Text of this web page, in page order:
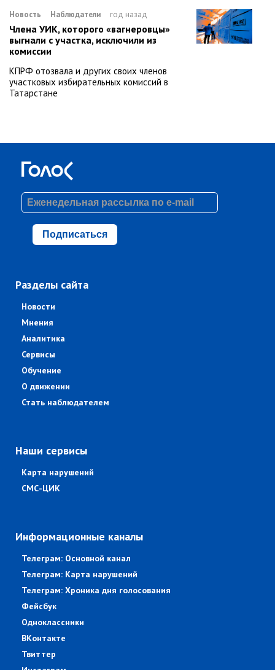
Новость Наблюдатели год назад
Члена УИК, которого «вагнеровцы»
выгнали с участка, исключили из
комиссии
КПРФ отозвала и других своих членов
участковых избирательных комиссий в
Татарстане
Подписаться
Разделы сайта
Новости
Мнения
Аналитика
Сервисы
Обучение
О движении
Стать наблюдателем
Наши сервисы
Карта нарушений
СМС-ЦИК
Информационные каналы
Телеграм: Основной канал
Телеграм: Карта нарушений
Телеграм: Хроника дня голосования
Фейсбук
Одноклассники
ВКонтакте
Твиттер